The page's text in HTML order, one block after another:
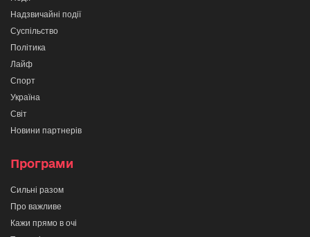
Надзвичайні події
Суспільство
Політика
Лайф
Спорт
Україна
Світ
Новини партнерів
Програми
Сильні разом
Про важливе
Кажи прямо в очі